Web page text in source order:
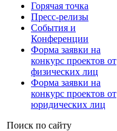
Горячая точка
Пресс-релизы
События и
Конференции
Форма заявки на
конкурс проектов от
физических лиц
Форма заявки на
конкурс проектов от
юридических лиц
Поиск по сайту